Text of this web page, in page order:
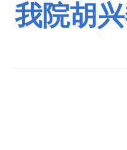
我院胡